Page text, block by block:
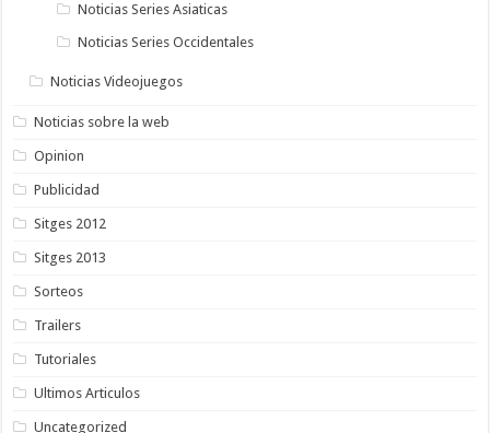
Noticias Series Asiaticas
Noticias Series Occidentales
Noticias Videojuegos
Noticias sobre la web
Opinion
Publicidad
Sitges 2012
Sitges 2013
Sorteos
Trailers
Tutoriales
Ultimos Articulos
Uncategorized